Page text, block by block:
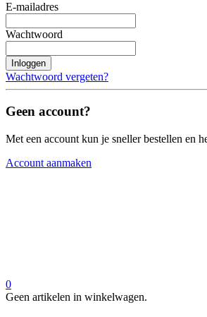
E-mailadres
Wachtwoord
Inloggen
Wachtwoord vergeten?
Geen account?
Met een account kun je sneller bestellen en
Account aanmaken
0
Geen artikelen in winkelwagen.